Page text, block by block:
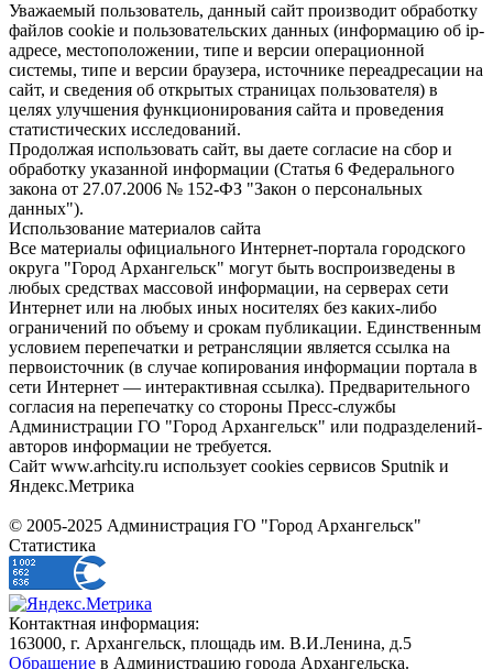
Уважаемый пользователь, данный сайт производит обработку
файлов cookie и пользовательских данных (информацию об ip-
адресе, местоположении, типе и версии операционной
системы, типе и версии браузера, источнике переадресации на
сайт, и сведения об открытых страницах пользователя) в
целях улучшения функционирования сайта и проведения
статистических исследований.
Продолжая использовать сайт, вы даете согласие на сбор и
обработку указанной информации (Статья 6 Федерального
закона от 27.07.2006 № 152-ФЗ "Закон о персональных
данных").
Использование материалов сайта
Все материалы официального Интернет-портала городского
округа "Город Архангельск" могут быть воспроизведены в
любых средствах массовой информации, на серверах сети
Интернет или на любых иных носителях без каких-либо
ограничений по объему и срокам публикации. Единственным
условием перепечатки и ретрансляции является ссылка на
первоисточник (в случае копирования информации портала в
сети Интернет — интерактивная ссылка). Предварительного
согласия на перепечатку со стороны Пресс-службы
Администрации ГО "Город Архангельск" или подразделений-
авторов информации не требуется.
Сайт www.arhcity.ru использует cookies сервисов Sputnik и
Яндекс.Метрика
© 2005-2025 Администрация ГО "Город Архангельск"
Статистика
Контактная информация:
163000, г. Архангельск, площадь им. В.И.Ленина, д.5
Обращение в Администрацию города Архангельска.